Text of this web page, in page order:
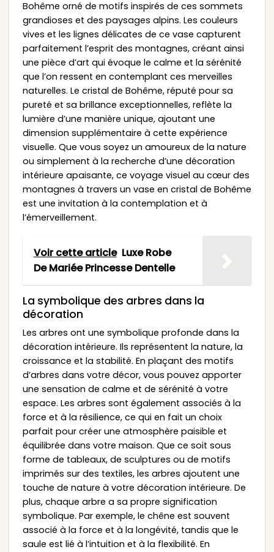
Bohême orné de motifs inspirés de ces sommets
grandioses et des paysages alpins. Les couleurs
vives et les lignes délicates de ce vase capturent
parfaitement l’esprit des montagnes, créant ainsi
une pièce d’art qui évoque le calme et la sérénité
que l’on ressent en contemplant ces merveilles
naturelles. Le cristal de Bohême, réputé pour sa
pureté et sa brillance exceptionnelles, reflète la
lumière d’une manière unique, ajoutant une
dimension supplémentaire à cette expérience
visuelle. Que vous soyez un amoureux de la nature
ou simplement à la recherche d’une décoration
intérieure apaisante, ce voyage visuel au cœur des
montagnes à travers un vase en cristal de Bohême
est une invitation à la contemplation et à
l’émerveillement.
Voir cette article Luxe Robe
De Mariée Princesse Dentelle
La symbolique des arbres dans la
décoration
Les arbres ont une symbolique profonde dans la
décoration intérieure. Ils représentent la nature, la
croissance et la stabilité. En plaçant des motifs
d’arbres dans votre décor, vous pouvez apporter
une sensation de calme et de sérénité à votre
espace. Les arbres sont également associés à la
force et à la résilience, ce qui en fait un choix
parfait pour créer une atmosphère paisible et
équilibrée dans votre maison. Que ce soit sous
forme de tableaux, de sculptures ou de motifs
imprimés sur des textiles, les arbres ajoutent une
touche de nature à votre décoration intérieure. De
plus, chaque arbre a sa propre signification
symbolique. Par exemple, le chêne est souvent
associé à la force et à la longévité, tandis que le
saule est lié à l’intuition et à la flexibilité. En